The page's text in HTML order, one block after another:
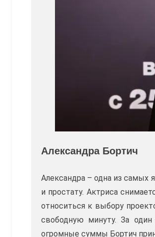
Александра Бортич
Александра – одна из самых
и простату. Актриса
относиться к выбору
свободную минуту. За
огромные суммы Бортич